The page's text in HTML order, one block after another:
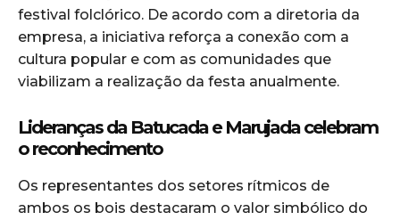
festival folclórico. De acordo com a diretoria da
empresa, a iniciativa reforça a conexão com a
cultura popular e com as comunidades que
viabilizam a realização da festa anualmente.
Lideranças da Batucada e Marujada celebram
o reconhecimento
Os representantes dos setores rítmicos de
ambos os bois destacaram o valor simbólico do